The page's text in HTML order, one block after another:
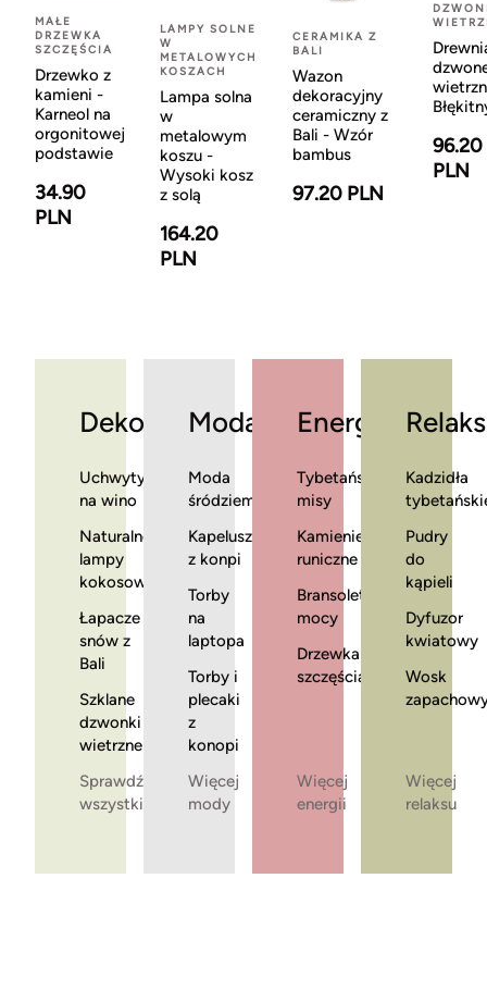
MAŁE
DRZEWKA
SZCZĘŚCIA
Drzewko z
kamieni -
Karneol na
orgonitowej
podstawie
34.90
PLN
LAMPY SOLNE
W
METALOWYCH
KOSZACH
Lampa solna
w
metalowym
koszu -
Wysoki kosz
z solą
164.20
PLN
CERAMIKA Z
BALI
Wazon
dekoracyjny
ceramiczny z
Bali - Wzór
bambus
97.20 PLN
96.20
PLN
Dekoracje
Uchwyty
na wino
Naturalne
lampy
kokosowe
Łapacze
snów z
Bali
Szklane
dzwonki
wietrzne
Sprawdź
wszystkie
Moda
Moda
śródziemnomorska
Kapelusze
z konpi
Torby
na
laptopa
Torby i
plecaki
z
konopi
Więcej
mody
Energia
Tybetańskie
misy
Kamienie
runiczne
Bransoletki
mocy
Drzewka
szczęścia
Więcej
energii
Relaks
Kadzidła
Pudry
do
kąpieli
Dyfuzor
kwiatowy
Wosk
Więcej
relaksu